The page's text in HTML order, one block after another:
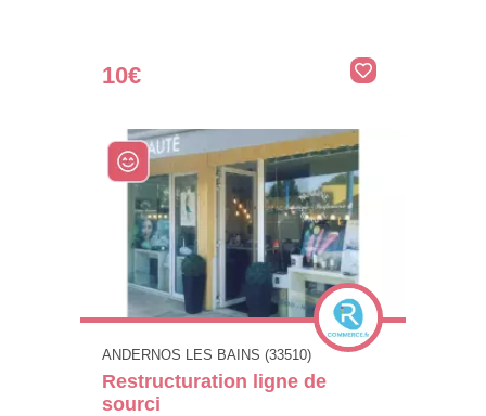
10€
ANDERNOS LES BAINS (33510)
Restructuration ligne de
sourci